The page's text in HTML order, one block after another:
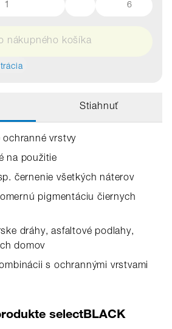
6
nákupného košíka
Stiahnuť
ochranné vrstvy
na použitie
černenie všetkých náterov
pigmentáciu čiernych
dráhy, asfaltové podlahy,
domov
s ochrannými vrstvami
selectBLACK